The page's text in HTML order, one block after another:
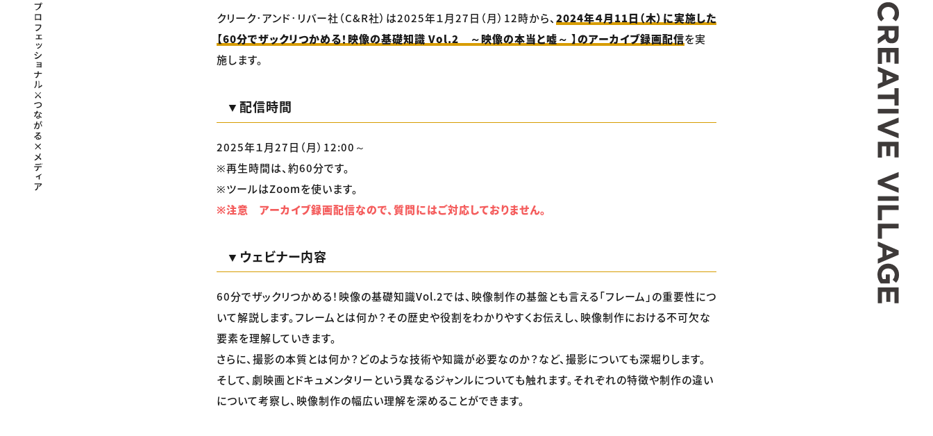
クリーク･アンド･リバー社（C&R社）は2025年１月27日（月）12時から、 2024年４月11日（木）に実施した
【60分でザックリつかめる！映像の基礎知識 Vol.2 ～映像の本当と嘘～ 】のアーカイブ録画配信を実
施します。
▼配信時間
2025年１月27日（月）12:00～
※再生時間は、約60分です。
※ツールはZoomを使います。
※注意 アーカイブ録画配信なので、質問にはご対応しておりません。
▼ウェビナー内容
60分でザックリつかめる！映像の基礎知識Vol.2では、映像制作の基盤とも言える「フレーム」の重要性につ
いて解説します。フレームとは何か？その歴史や役割をわかりやすくお伝えし、映像制作における不可欠な
要素を理解していきます。
さらに、撮影の本質とは何か？どのような技術や知識が必要なのか？など、撮影についても深堀りします。
そして、劇映画とドキュメンタリーという異なるジャンルについても触れます。それぞれの特徴や制作の違い
について考察し、映像制作の幅広い理解を深めることができます。